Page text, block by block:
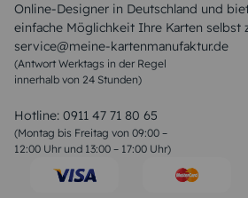
Online-Designer in Deutschland und
einfache Möglichkeit Ihre Karten selbst
service@meine-kartenmanufaktur.de
(Antwort Werktags in der Regel
innerhalb von 24 Stunden)
Hotline: 0911 47 71 80 65
(Montag bis Freitag von 09:00 –
12:00 Uhr und 13:00 – 17:00 Uhr)
Sommer Sprüche
Muttertagssprüche
Sprüche zur Hochzeit
Sprüche zur Konfirmation & Kommunion
Weihnachtsgedichte
Liebessprüche
Geburtstagssprüche
Trauersprüche
Konfirmation Glückwünsche